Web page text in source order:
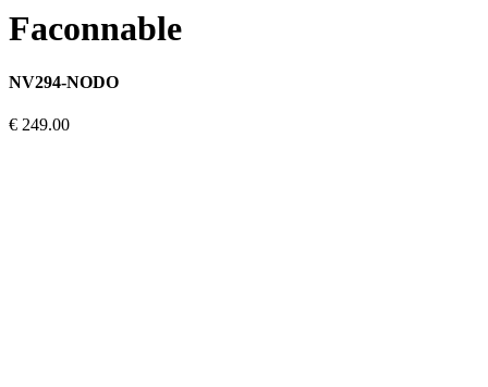
Faconnable
NV294-NODO
€ 249.00